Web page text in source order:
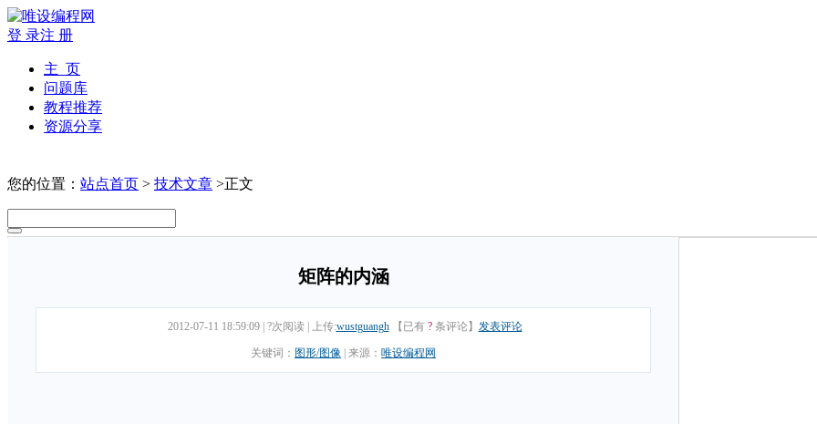
登 录注 册
主 页
问题库
教程推荐
资源分享
您的位置： 站点首页 > 技术文章 >正文
矩阵的内涵
2012-07-11 18:59:09 ?次阅读 上传:wustguangh 【已有 ? 条评论】 发表评论
关键词： 图形/图像 来源： 唯设编程网